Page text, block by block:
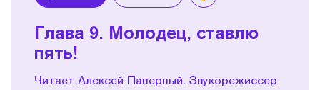
Глава 9. Молодец, ставлю
пять!
Читает Алексей Паперный. Звукорежиссер